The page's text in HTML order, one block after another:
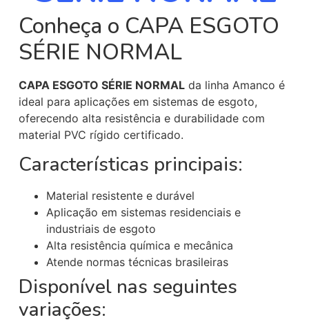
Conheça o CAPA ESGOTO
SÉRIE NORMAL
CAPA ESGOTO SÉRIE NORMALda linha Amanco é
ideal para aplicações em sistemas de esgoto,
oferecendo alta resistência e durabilidade com
material PVC rígido certificado.
Características principais:
Material resistente e durável
Aplicação em sistemas residenciais e
industriais de esgoto
Alta resistência química e mecânica
Atende normas técnicas brasileiras
Disponível nas seguintes
variações: